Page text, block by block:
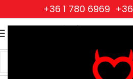
+36 1 780 6969
Fétis
Férfi fétis ruházat és